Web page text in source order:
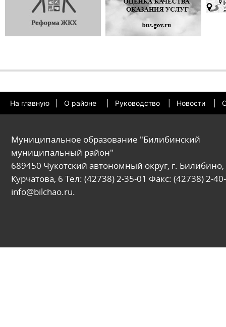
На главную О районе Руководство Новости
Муниципальное образование "Билибинский
муниципальный район"
689450 Чукотский автономный округ, г. Билибино,
Курчатова, 6 Тел: (42738) 2-35-01 Факс: (42738) 2-
info@bilchao.ru.